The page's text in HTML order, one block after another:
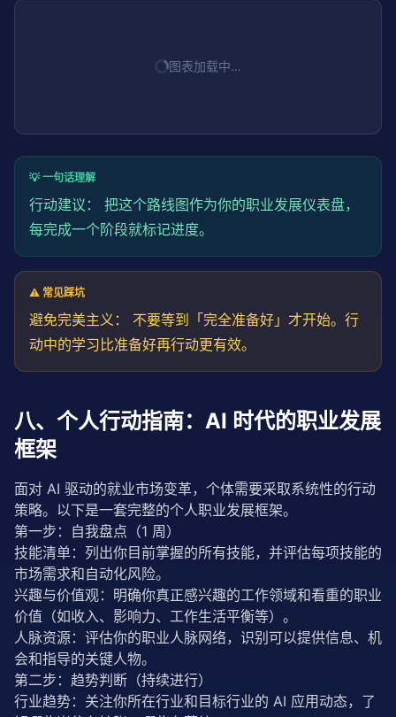
图表加载中…
💡 一句话理解
行动建议： 把这个路线图作为你的职业发展仪表盘，
每完成一个阶段就标记进度。
⚠️ 常见踩坑
避免完美主义： 不要等到「完全准备好」才开始。行
动中的学习比准备好再行动更有效。
八、个人行动指南：AI 时代的职业发展
框架
面对 AI 驱动的就业市场变革，个体需要采取系统性的行动
策略。以下是一套完整的个人职业发展框架。
第一步：自我盘点（1 周）
技能清单：列出你目前掌握的所有技能，并评估每项技能的
市场需求和自动化风险。
兴趣与价值观：明确你真正感兴趣的工作领域和看重的职业
价值（如收入、影响力、工作生活平衡等）。
人脉资源：评估你的职业人脉网络，识别可以提供信息、机
会和指导的关键人物。
第二步：趋势判断（持续进行）
行业趋势：关注你所在行业和目标行业的 AI 应用动态，了